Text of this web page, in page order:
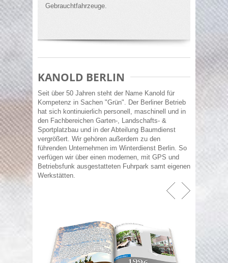
Gebrauchtfahrzeuge.
KANOLD BERLIN
Seit über 50 Jahren steht der Name Kanold für
Kompetenz in Sachen "Grün". Der Berliner Betrieb
hat sich kontinuierlich personell, maschinell und in
den Fachbereichen Garten-, Landschafts- &
Sportplatzbau und in der Abteilung Baumdienst
vergrößert. Wir gehören außerdem zu den
führenden Unternehmen im Winterdienst Berlin. So
verfügen wir über einen modernen, mit GPS und
Betriebsfunk ausgestatteten Fuhrpark samt eigenen
Werkstätten.